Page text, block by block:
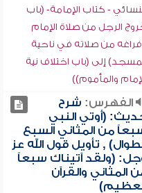
- كتاب الإمامة- (باب
الرجل من صلاة الإمام
من صلاته في ناحية
إلى (باب اختلاف نية
والمأموم))
الفهرس: شرح
(أوتي النبي
من المثاني السبع
, تأويل قول الله عز
(ولقد آتيناك سبعاً
المثاني والقرآن